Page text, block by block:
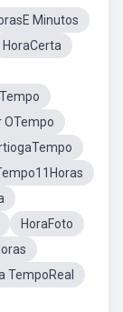
Minutos
HoraCerta
OTempo
HoraFoto
TempoReal